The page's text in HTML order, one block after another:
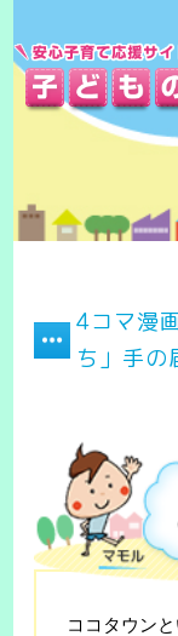
4コマ漫
ち」手の
ココタウン